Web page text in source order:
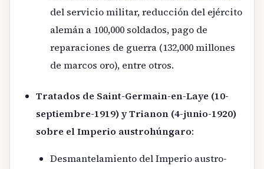
del servicio militar, reducción del ejército
alemán a 100,000 soldados, pago de
reparaciones de guerra (132,000 millones
de marcos oro), entre otros.
Tratados de Saint-Germain-en-Laye (10-
septiembre-1919) y Trianon (4-junio-1920)
sobre el Imperio austrohúngaro:
Desmantelamiento del Imperio austro-